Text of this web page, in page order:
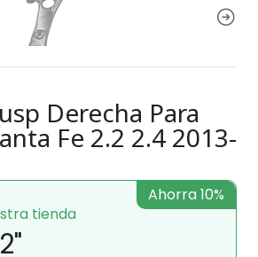
Derecha Para
Fe 2.2 2.4 2013-
tienda
Ahorra 10%